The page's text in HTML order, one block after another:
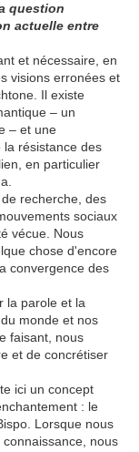
question
actuelle entre
et nécessaire, en
visions erronées et
Il existe
– un
– et une
la résistance des
en particulier
recherche, des
sociaux
vécue. Nous
chose d'encore
convergence des
la parole et la
monde et nos
faisant, nous
et de concrétiser
ici un concept
: le
Lorsque nous
nous